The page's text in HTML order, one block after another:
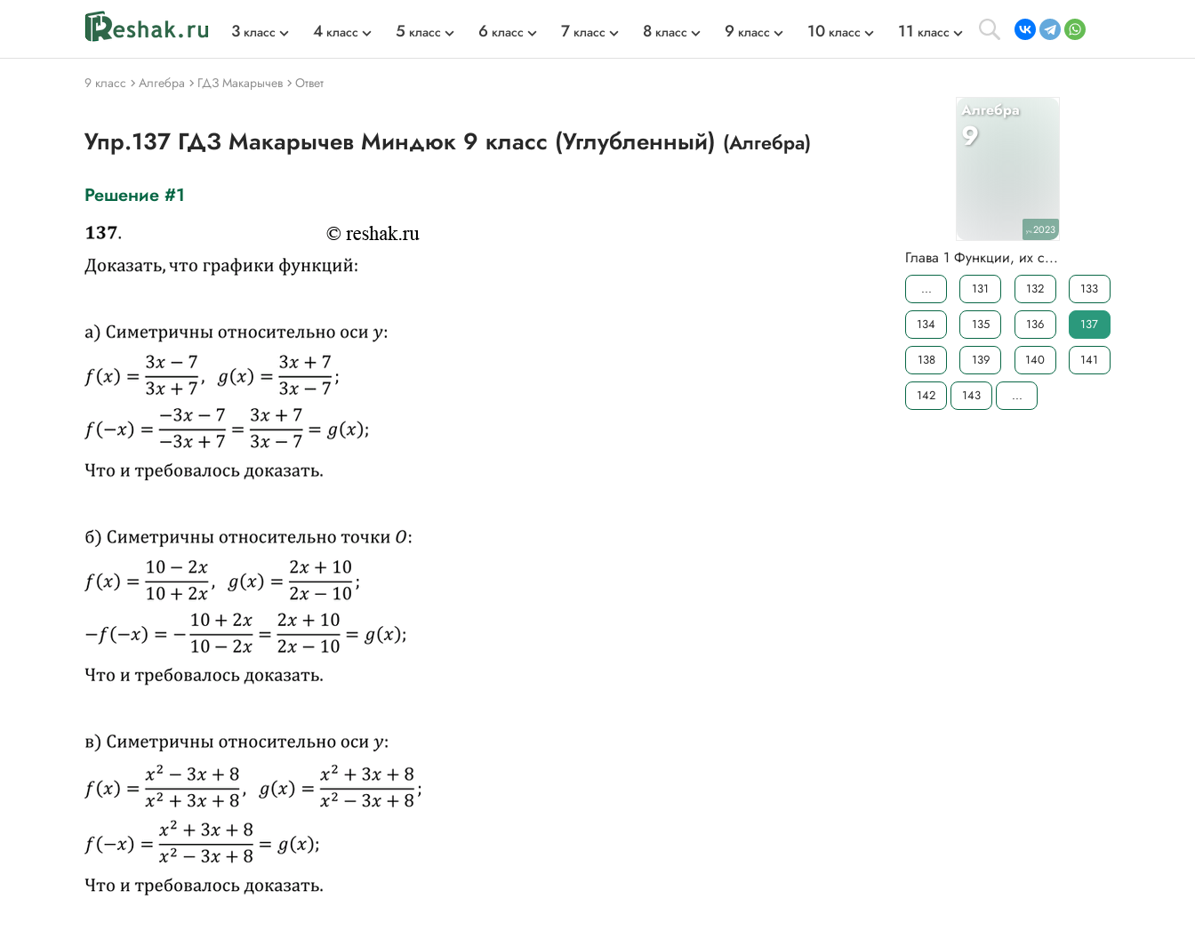
3 класс 4 класс 5 класс 6 класс 7 класс 8 класс 9 класс 10 класс 11 класс
9 класс Алгебра ГДЗ Макарычев Ответ
Упр.137 ГДЗ Макарычев Миндюк 9 класс (Углубленный) (Алгебра)
Решение #1
Алгебра
9
уч.2023
Глава 1 Функции, их с...
... 131 132 133
134 135 136 137
138 139 140 141
142 143 ...